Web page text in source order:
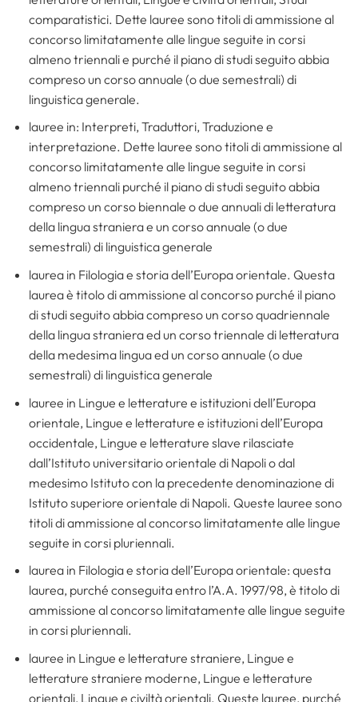
comparatistici. Dette lauree sono titoli di ammissione al
concorso limitatamente alle lingue seguite in corsi
almeno triennali e purché il piano di studi seguito abbia
compreso un corso annuale (o due semestrali) di
linguistica generale.
lauree in: Interpreti, Traduttori, Traduzione e
interpretazione. Dette lauree sono titoli di ammissione al
concorso limitatamente alle lingue seguite in corsi
almeno triennali purché il piano di studi seguito abbia
compreso un corso biennale o due annuali di letteratura
della lingua straniera e un corso annuale (o due
semestrali) di linguistica generale
laurea in Filologia e storia dell’Europa orientale. Questa
laurea è titolo di ammissione al concorso purché il piano
di studi seguito abbia compreso un corso quadriennale
della lingua straniera ed un corso triennale di letteratura
della medesima lingua ed un corso annuale (o due
semestrali) di linguistica generale
lauree in Lingue e letterature e istituzioni dell’Europa
orientale, Lingue e letterature e istituzioni dell’Europa
occidentale, Lingue e letterature slave rilasciate
dall’Istituto universitario orientale di Napoli o dal
medesimo Istituto con la precedente denominazione di
Istituto superiore orientale di Napoli. Queste lauree sono
titoli di ammissione al concorso limitatamente alle lingue
seguite in corsi pluriennali.
laurea in Filologia e storia dell’Europa orientale: questa
laurea, purché conseguita entro l’A.A. 1997/98, è titolo di
ammissione al concorso limitatamente alle lingue seguite
in corsi pluriennali.
lauree in Lingue e letterature straniere, Lingue e
letterature straniere moderne, Lingue e letterature
orientali, Lingue e civiltà orientali. Queste lauree, purché